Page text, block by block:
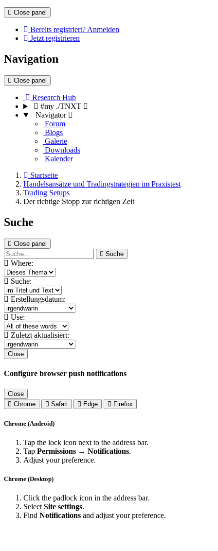
Close panel
Bereits registriert? Anmelden
Jetzt registrieren
Navigation
Close panel
Research Hub
#my ./TNXT
Navigator
Forum
Blogs
Galerie
Downloads
Kalender
Startseite
Handelsansätze und Tradingstrategien im Praxistest
Trading Setups
Der richtige Stopp zur richtigen Zeit
Suche
Close panel
Suche
Where:
Suche:
Erstellungsdatum:
Use:
Zuletzt aktualisiert:
Close
Configure browser push notifications
Close
Chrome
Safari Edge Firefox
Chrome (Android)
Tap the lock icon next to the address bar.
Tap Permissions → Notifications.
Adjust your preference.
Chrome (Desktop)
Click the padlock icon in the address bar.
Select Site settings.
Find Notifications and adjust your preference.